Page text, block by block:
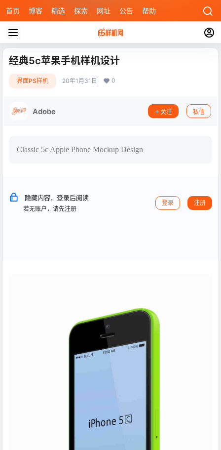
首页 博客 精选 探索 网址 公告 帮助
经典5c苹果手机样机设计
界面PS样机 20年1月31日 0
Adobe 关注 私信
Classic 5c Apple Phone Mockup Design
隐藏内容，登录后阅读
若无账户，请先注册
登录 注册